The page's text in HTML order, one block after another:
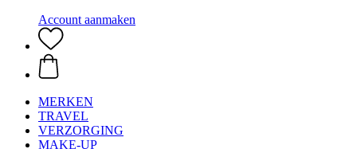
Account aanmaken
MERKEN
TRAVEL
VERZORGING
MAKE-UP